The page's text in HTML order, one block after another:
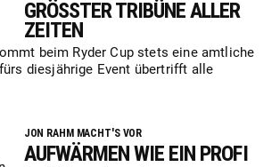
GRÖSSTER TRIBÜNE ALLER Z
EITEN
beim Ryder Cup stets eine amtliche
diesjährige Event übertrifft alle
JON RAHM MACHT'S VOR
AUFWÄRMEN WIE EIN PROFI